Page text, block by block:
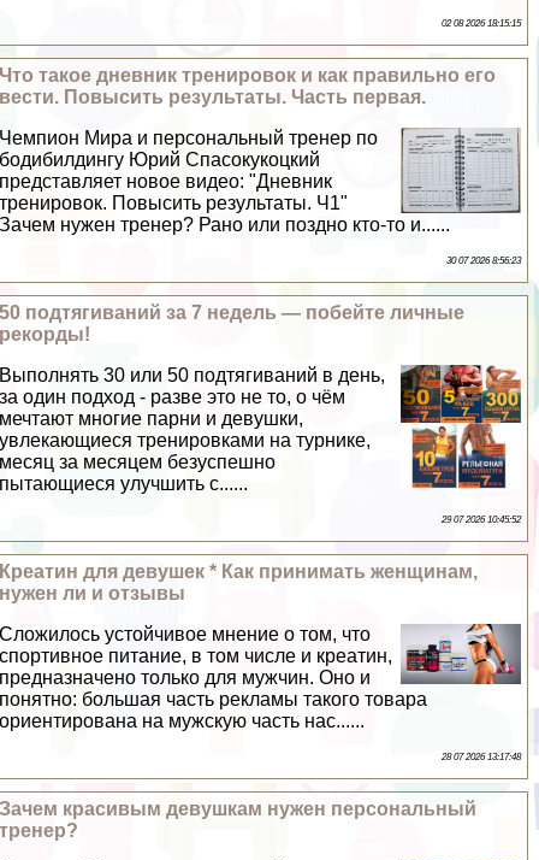
02 08 2026 18:15:15
Что такое дневник тренировок и как правильно его
вести. Повысить результаты. Часть первая.
Чемпион Мира и персональный тренер по
бодибилдингу Юрий Спасокукоцкий
представляет новое видео: "Дневник
тренировок. Повысить результаты. Ч1"
Зачем нужен тренер? Рано или поздно кто-то и......
30 07 2026 8:56:23
50 подтягиваний за 7 недель — побейте личные
рекорды!
Выполнять 30 или 50 подтягиваний в день,
за один подход - разве это не то, о чём
мечтают многие парни и дeвyшки,
увлекающиеся тренировками на турнике,
месяц за месяцем безуспешно
пытающиеся улучшить с......
29 07 2026 10:45:52
Креатин для дeвyшек * Как принимать женщинам,
нужен ли и отзывы
Сложилось устойчивое мнение о том, что
спортивное питание, в том числе и креатин,
предназначено только для мужчин. Оно и
понятно: большая часть рекламы такого товара
ориентирована на мужскую часть нас......
28 07 2026 13:17:48
Зачем красивым дeвyшкам нужен персональный
тренер?